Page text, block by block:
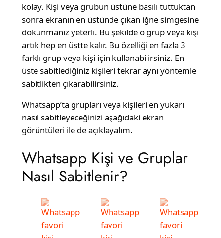
kolay. Kişi veya grubun üstüne basılı tuttuktan
sonra ekranın en üstünde çıkan iğne simgesine
dokunmanız yeterli. Bu şekilde o grup veya kişi
artık hep en üstte kalır. Bu özelliği en fazla 3
farklı grup veya kişi için kullanabilirsiniz. En
üste sabitlediğiniz kişileri tekrar aynı yöntemle
sabitlikten çıkarabilirsiniz.
Whatsapp’ta grupları veya kişileri en yukarı
nasıl sabitleyeceğinizi aşağıdaki ekran
görüntüleri ile de açıklayalım.
Whatsapp Kişi ve Gruplar
Nasıl Sabitlenir?